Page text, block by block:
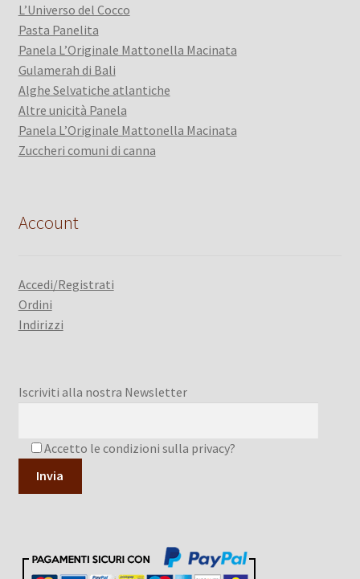
L’Universo del Cocco
Pasta Panelita
Panela L’Originale Mattonella Macinata
Gulamerah di Bali
Alghe Selvatiche atlantiche
Altre unicità Panela
Panela L’Originale Mattonella Macinata
Zuccheri comuni di canna
Account
Accedi/Registrati
Ordini
Indirizzi
Iscriviti alla nostra Newsletter
Accetto le condizioni sulla privacy?
t